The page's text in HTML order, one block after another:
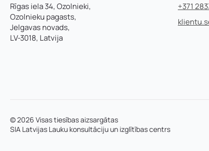
Rīgas iela 34, Ozolnieki,
Ozolnieku pagasts,
Jelgavas novads,
LV-3018, Latvija
+371
© 2026 Visas tiesības aizsargātas
SIA Latvijas Lauku konsultāciju un izglītības centrs